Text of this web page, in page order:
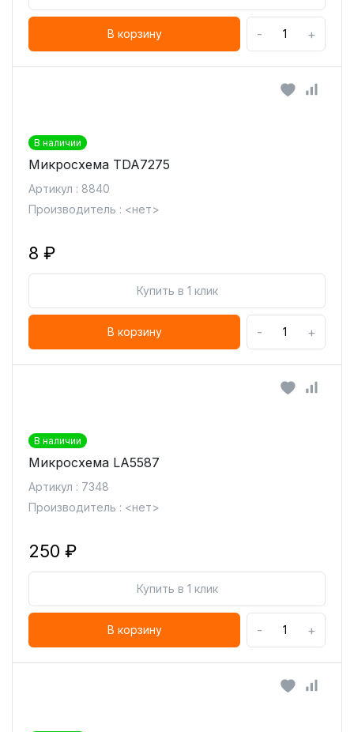
В корзину - +
В наличии
Микросхема TDA7275
Артикул : 8840
Производитель : <нет>
8 ₽
Купить в 1 клик
В корзину - +
В наличии
Микросхема LA5587
Артикул : 7348
Производитель : <нет>
250 ₽
Купить в 1 клик
В корзину - +